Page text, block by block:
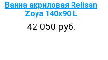
Ванна акриловая Relisan
Zoya 140x90 L
42 050 руб.